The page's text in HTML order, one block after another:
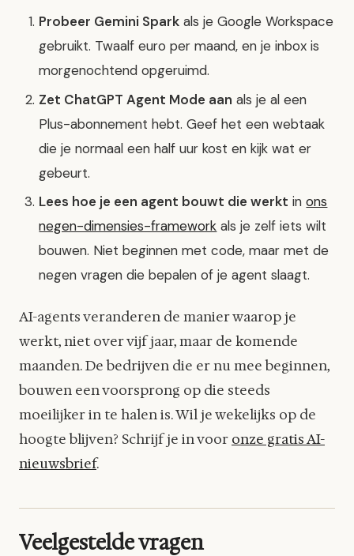
Probeer Gemini Spark als je Google Workspace
gebruikt. Twaalf euro per maand, en je inbox is
morgenochtend opgeruimd.
Zet ChatGPT Agent Mode aan als je al een
Plus-abonnement hebt. Geef het een webtaak
die je normaal een half uur kost en kijk wat er
gebeurt.
Lees hoe je een agent bouwt die werkt inons
negen-dimensies-framework als je zelf iets wilt
bouwen. Niet beginnen met code, maar met de
negen vragen die bepalen of je agent slaagt.
AI-agents veranderen de manier waarop je
werkt, niet over vijf jaar, maar de komende
maanden. De bedrijven die er nu mee beginnen,
bouwen een voorsprong op die steeds
moeilijker in te halen is. Wil je wekelijks op de
hoogte blijven? Schrijf je in voor onze gratis AI-
nieuwsbrief.
Veelgestelde vragen